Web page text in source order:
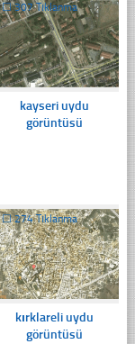
☐307 Tıklanma
kayseri uydu
görüntüsü
☐274 Tıklanma
kırklareli uydu
görüntüsü